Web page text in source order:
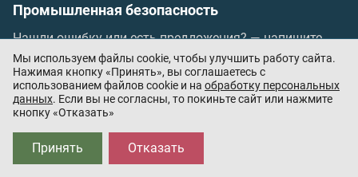
Промышленная безопасность
Нашли ошибку или есть предложения? —напишите
нам
Порядок проведения оплаты по банковским
картам/Цены/Оферта
Приложения партнёров:
Мы используем файлы cookie, чтобы улучшить работу сайта.
Нажимая кнопку «Принять», вы соглашаетесь с
использованием файлов cookie и на обработку персональных
данных. Если вы не согласны, то покиньте сайт или нажмите
кнопку «Отказать»
Отказать
Принять